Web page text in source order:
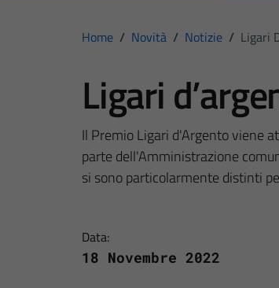
Home / Novità / Notizie / Ligari
Ligari
Il Premio Ligari d'Argento viene
parte dell'Amministrazione
si sono particolarmente distinti
Data:
18 Novembre 2022